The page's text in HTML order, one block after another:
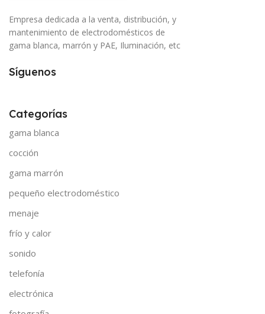
Empresa dedicada a la venta, distribución, y
mantenimiento de electrodomésticos de
gama blanca, marrón y PAE, Iluminación, etc
Síguenos
Categorías
gama blanca
cocción
gama marrón
pequeño electrodoméstico
menaje
frío y calor
sonido
telefonía
electrónica